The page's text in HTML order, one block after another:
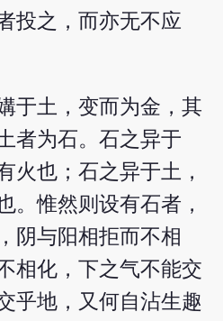
投之，而亦无不应
于土，变而为金，其
者为石。石之异于
火也；石之异于土，
。惟然则设有石者，
阴与阳相拒而不相
相化，下之气不能交
乎地，又何自沾生趣